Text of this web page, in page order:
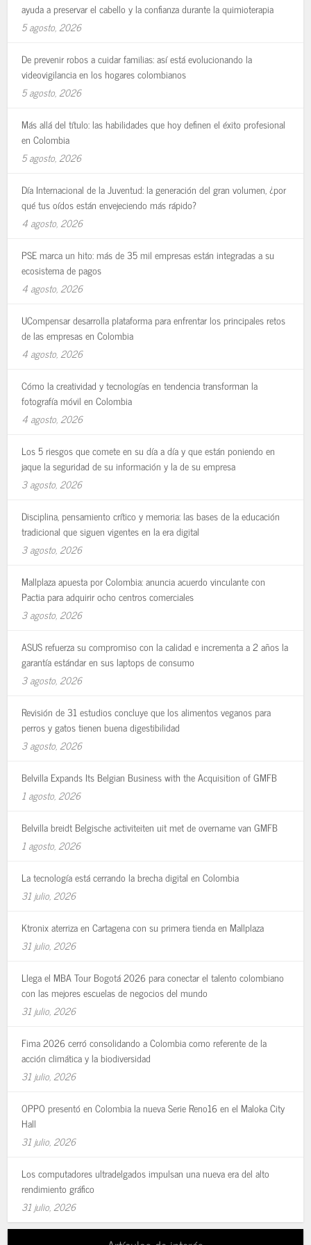
ayuda a preservar el cabello y la confianza durante la quimioterapia
5 agosto, 2026
De prevenir robos a cuidar familias: así está evolucionando la
videovigilancia en los hogares colombianos
5 agosto, 2026
Más allá del título: las habilidades que hoy definen el éxito profesional
en Colombia
5 agosto, 2026
Día Internacional de la Juventud: la generación del gran volumen, ¿por
qué tus oídos están envejeciendo más rápido?
4 agosto, 2026
PSE marca un hito: más de 35 mil empresas están integradas a su
ecosistema de pagos
4 agosto, 2026
UCompensar desarrolla plataforma para enfrentar los principales retos
de las empresas en Colombia
4 agosto, 2026
Cómo la creatividad y tecnologías en tendencia transforman la
fotografía móvil en Colombia
4 agosto, 2026
Los 5 riesgos que comete en su día a día y que están poniendo en
jaque la seguridad de su información y la de su empresa
3 agosto, 2026
Disciplina, pensamiento crítico y memoria: las bases de la educación
tradicional que siguen vigentes en la era digital
3 agosto, 2026
Mallplaza apuesta por Colombia: anuncia acuerdo vinculante con
Pactia para adquirir ocho centros comerciales
3 agosto, 2026
ASUS refuerza su compromiso con la calidad e incrementa a 2 años la
garantía estándar en sus laptops de consumo
3 agosto, 2026
Revisión de 31 estudios concluye que los alimentos veganos para
perros y gatos tienen buena digestibilidad
3 agosto, 2026
Belvilla Expands Its Belgian Business with the Acquisition of GMFB
1 agosto, 2026
Belvilla breidt Belgische activiteiten uit met de overname van GMFB
1 agosto, 2026
La tecnología está cerrando la brecha digital en Colombia
31 julio, 2026
Ktronix aterriza en Cartagena con su primera tienda en Mallplaza
31 julio, 2026
Llega el MBA Tour Bogotá 2026 para conectar el talento colombiano
con las mejores escuelas de negocios del mundo
31 julio, 2026
Fima 2026 cerró consolidando a Colombia como referente de la
acción climática y la biodiversidad
31 julio, 2026
OPPO presentó en Colombia la nueva Serie Reno16 en el Maloka City
Hall
31 julio, 2026
Los computadores ultradelgados impulsan una nueva era del alto
rendimiento gráfico
31 julio, 2026